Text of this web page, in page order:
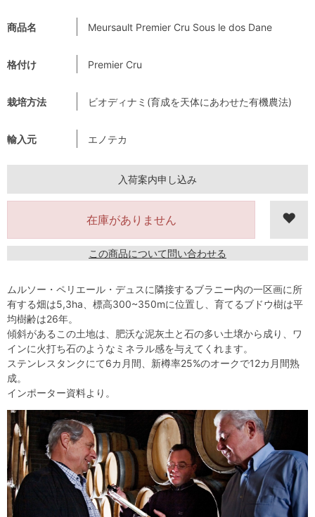
商品名 Meursault Premier Cru Sous le dos Dane
格付け Premier Cru
栽培方法 ビオディナミ(育成を天体にあわせた有機農法)
輸入元 エノテカ
入荷案内申し込み
在庫がありません
この商品について問い合わせる
ムルソー・ペリエール・デュスに隣接するブラニー内の一区画に所
有する畑は5,3ha、標高300~350mに位置し、育てるブドウ樹は平
均樹齢は26年。
傾斜があるこの土地は、肥沃な泥灰土と石の多い土壌から成り、ワ
インに火打ち石のようなミネラル感を与えてくれます。
ステンレスタンクにて6カ月間、新樽率25%のオークで12カ月間熟
成。
インポーター資料より。